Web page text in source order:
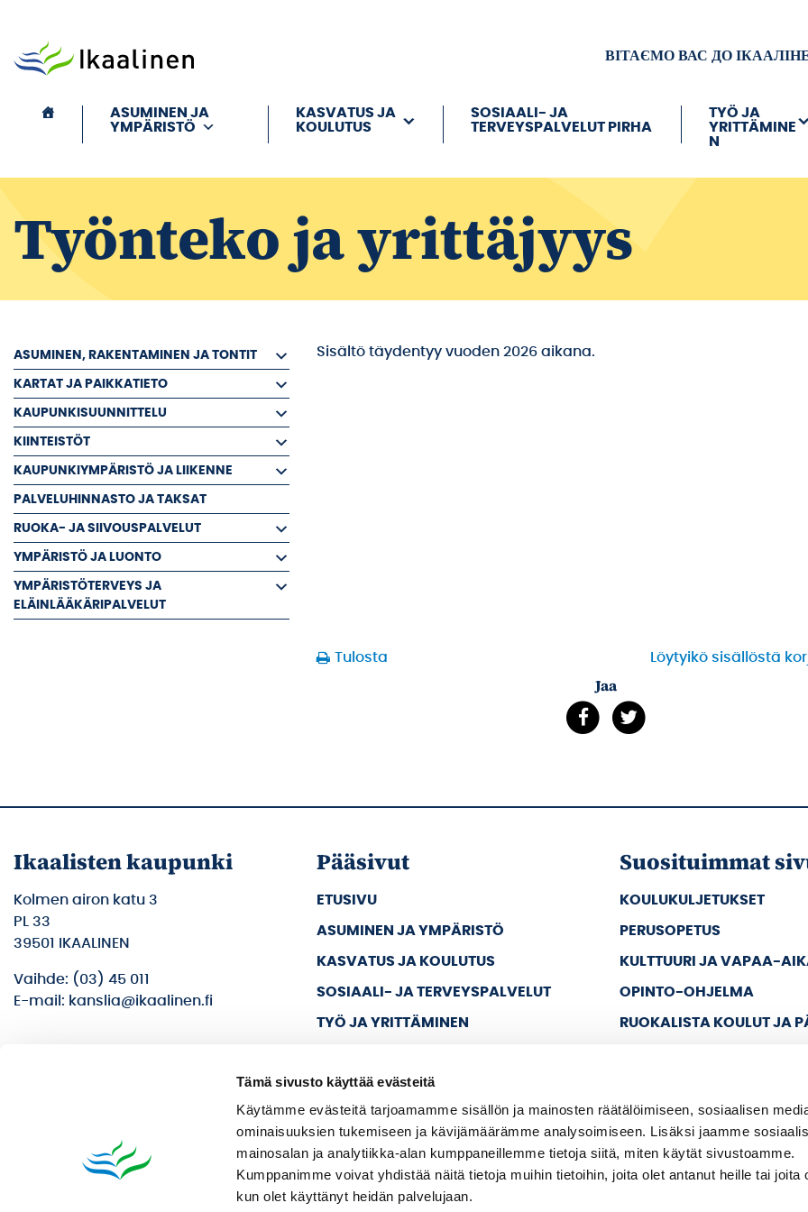
Tämä sivusto käyttää evästeitä
Käytämme evästeitä tarjoamamme sisällön ja mainosten räätälöimiseen, sosiaalisen
ominaisuuksien tukemiseen ja kävijämäärämme analysoimiseen. Lisäksi jaamme
mainosalan ja analytiikka-alan kumppaneillemme tietoja siitä, miten käytät sivustoamme.
Kumppanimme voivat yhdistää näitä tietoja muihin tietoihin, joita olet antanut heille tai joita
kun olet käyttänyt heidän palvelujaan.
ВІТАЄМО ВАС ДО
ASUMINEN JA
YMPÄRISTÖ
KASVATUS JA
KOULUTUS
SOSIAALI- JA
TERVEYSPALVELUT PIRHA
TYÖ JA
YRITTÄMINE
N
Työnteko ja yrittäjyys
ASUMINEN, RAKENTAMINEN JA TONTIT
KARTAT JA PAIKKATIETO
KAUPUNKISUUNNITTELU
KIINTEISTÖT
KAUPUNKIYMPÄRISTÖ JA LIIKENNE
PALVELUHINNASTO JA TAKSAT
RUOKA- JA SIIVOUSPALVELUT
YMPÄRISTÖ JA LUONTO
YMPÄRISTÖTERVEYS JA
ELÄINLÄÄKÄRIPALVELUT
Sisältö täydentyy vuoden 2026 aikana.
Tulosta Löytyikö sisällöstä
Jaa
Ikaalisten kaupunki
Kolmen airon katu 3
PL 33
39501 IKAALINEN
Vaihde: (03) 45 011
E-mail: kanslia@ikaalinen.fi
Pääsivut
ETUSIVU
ASUMINEN JA YMPÄRISTÖ
KASVATUS JA KOULUTUS
SOSIAALI- JA TERVEYSPALVELUT
TYÖ JA YRITTÄMINEN
KAUPUNKI JA HALLINTO
Suosituimmat
KOULUKULJETUKSET
PERUSOPETUS
KULTTUURI JA VAPAA-
OPINTO-OHJELMA
RUOKALISTA KOULUT JA